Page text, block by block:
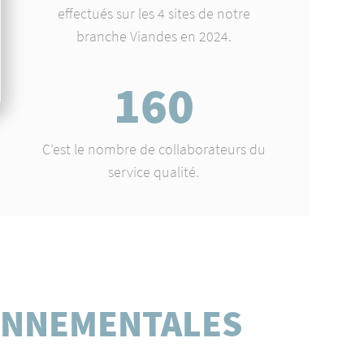
effectués sur les 4 sites de notre
branche Viandes en 2024.
160
C’est le nombre de collaborateurs du
service qualité.